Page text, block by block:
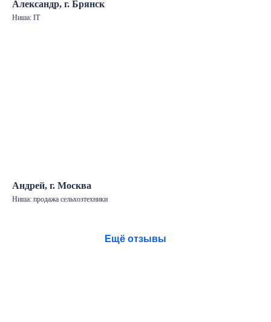
Александр, г. Брянск
Ниша: IT
Андрей, г. Москва
Ниша: продажа сельхозтехники
Ещё отзывы